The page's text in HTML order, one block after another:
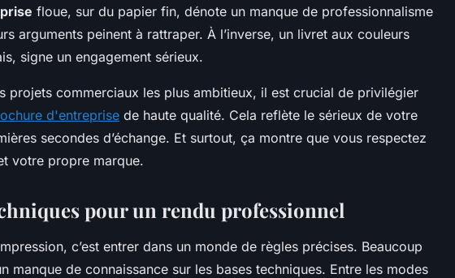
floue, sur du papier fin, dénote un manque de professionnalisme
arguments peinent à rattraper. À l’inverse, un livret aux couleurs
signe un engagement sérieux.
projets commerciaux les plus ambitieux, il est crucial de privilégier
d'entreprise de haute qualité. Cela reflète le sérieux de votre
secondes d’échange. Et surtout, ça montre que vous respectez
votre propre marque.
pour un rendu professionnel
c’est entrer dans un monde de règles précises. Beaucoup
manque de connaissance sur les bases techniques. Entre les modes